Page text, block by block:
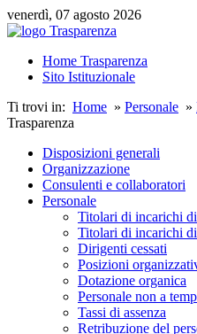
venerdì, 07 agosto 2026
Home Trasparenza
Sito Istituzionale
Ti trovi in: Home » Personale »
Trasparenza
Disposizioni generali
Organizzazione
Consulenti e collaboratori
Personale
Titolari di incarichi
Titolari di incarichi
Dirigenti cessati
Posizioni
Dotazione organica
Personale non a
Tassi di assenza
Retribuzione del